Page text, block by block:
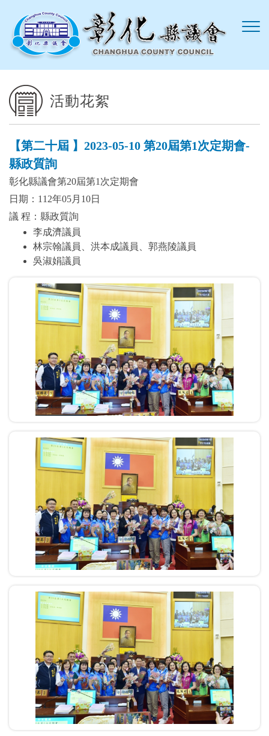
活動花絮
【第二十屆 】2023-05-10 第20屆第1次定期會-
縣政質詢
彰化縣議會第20屆第1次定期會
日期：112年05月10日
議 程：縣政質詢
李成濟議員
林宗翰議員、洪本成議員、郭燕陵議員
吳淑娟議員